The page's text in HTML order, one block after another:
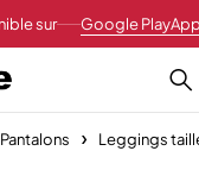
sur Google Play
Pantalons
Leggings